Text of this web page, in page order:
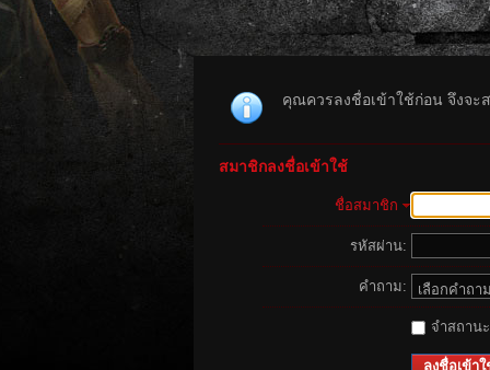
คุณควรลงชื่อเข้าใช้ก่อน จึงจะ
สมาชิกลงชื่อเข้าใช้
ชื่อสมาชิก
รหัสผ่าน:
คำถาม:
จำสถาน
ลงชื่อเข้าใ